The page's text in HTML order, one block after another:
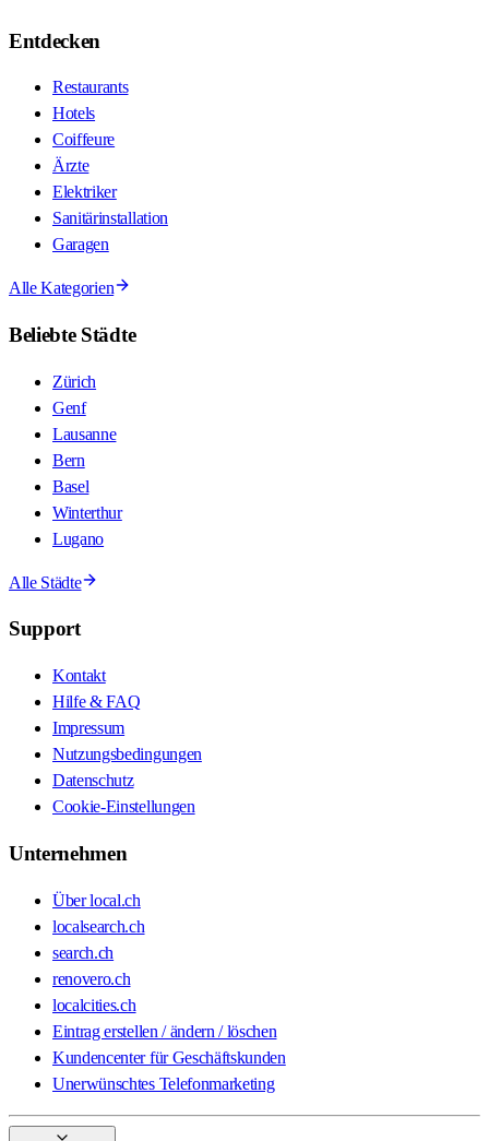
Entdecken
Restaurants
Hotels
Coiffeure
Ärzte
Elektriker
Sanitärinstallation
Garagen
Alle Kategorien
Beliebte Städte
Zürich
Genf
Lausanne
Bern
Basel
Winterthur
Lugano
Alle Städte
Support
Kontakt
Hilfe & FAQ
Impressum
Nutzungsbedingungen
Datenschutz
Cookie-Einstellungen
Unternehmen
Über local.ch
localsearch.ch
search.ch
renovero.ch
localcities.ch
Eintrag erstellen / ändern / löschen
Kundencenter für Geschäftskunden
Unerwünschtes Telefonmarketing